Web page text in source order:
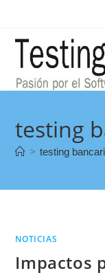
testing
> testing
NOTICIAS
Impactos